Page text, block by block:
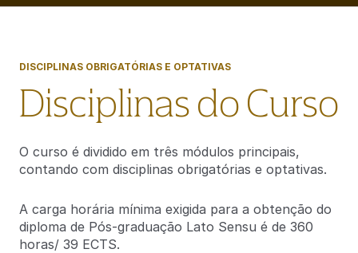
DISCIPLINAS OBRIGATÓRIAS E OPTATIVAS
Disciplinas do Curso​
O curso é dividido em três módulos principais,
contando com disciplinas obrigatórias e optativas.​
A carga horária mínima exigida para a obtenção do
diploma de Pós-graduação Lato Sensu é de 360
horas/ 39 ECTS.